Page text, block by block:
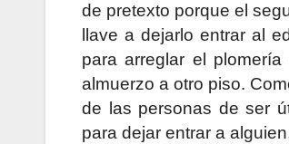
de pretexto porque el
llave a dejarlo entrar al
para arreglar el
almuerzo a otro piso.
de las personas de ser
para dejar entrar a